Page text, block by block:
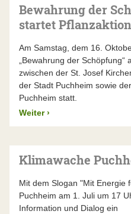
Bewahrung der
startet Pflanzaktion
Am Samstag, dem 16.
„Bewahrung der
zwischen der St. Josef
der Stadt Puchheim sowie
Puchheim statt.
Weiter ›
Klimawache
Mit dem Slogan "Mit Energie
Puchheim am 1. Juli um 17
Information und Dialog ein